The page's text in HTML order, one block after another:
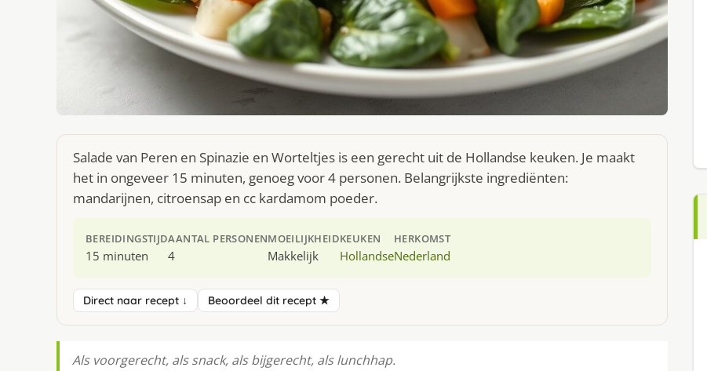
Salade van Peren en Spinazie en Worteltjes is een gerecht uit de Hollandse keuken. Je maakt
het in ongeveer 15 minuten, genoeg voor 4 personen. Belangrijkste ingrediënten:
mandarijnen, citroensap en cc kardamom poeder.
BEREIDINGSTIJD
15 minuten
AANTAL PERSONEN
4
MOEILIJKHEID
Makkelijk
KEUKEN
Hollandse
HERKOMST
Nederland
Direct naar recept ↓ Beoordeel dit recept ★
Als voorgerecht, als snack, als bijgerecht, als lunchhap.